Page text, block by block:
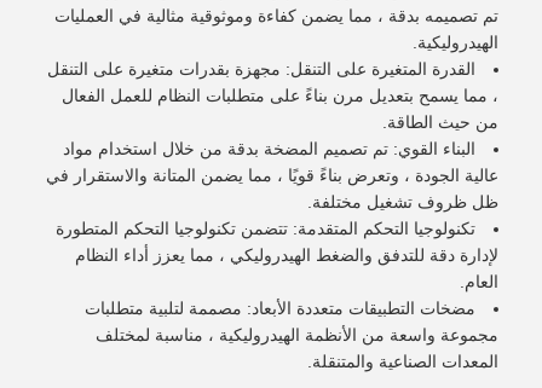
تم تصميمه بدقة ، مما يضمن كفاءة وموثوقية مثالية في العمليات
الهيدروليكية.
القدرة المتغيرة على التنقل: مجهزة بقدرات متغيرة على التنقل
، مما يسمح بتعديل مرن بناءً على متطلبات النظام للعمل الفعال
من حيث الطاقة.
البناء القوي: تم تصميم المضخة بدقة من خلال استخدام مواد
عالية الجودة ، وتعرض بناءً قويًا ، مما يضمن المتانة والاستقرار في
ظل ظروف تشغيل مختلفة.
تكنولوجيا التحكم المتقدمة: تتضمن تكنولوجيا التحكم المتطورة
لإدارة دقة للتدفق والضغط الهيدروليكي ، مما يعزز أداء النظام
العام.
مضخات التطبيقات متعددة الأبعاد: مصممة لتلبية متطلبات
مجموعة واسعة من الأنظمة الهيدروليكية ، مناسبة لمختلف
المعدات الصناعية والمتنقلة.